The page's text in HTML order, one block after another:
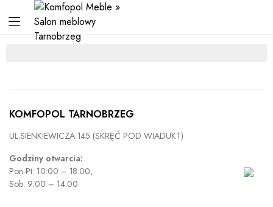
KOMFOPOL TARNOBRZEG
UL.SIENKIEWICZA 145 (SKRĘĆ POD WIADUKT)
Godziny otwarcia:
Pon-Pt: 10:00 – 18:00,
Sob: 9:00 – 14:00